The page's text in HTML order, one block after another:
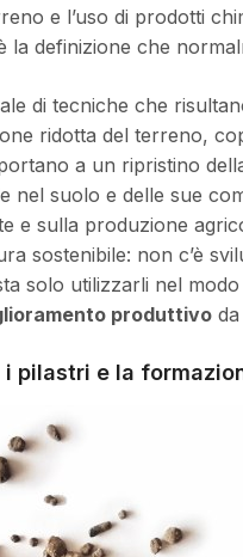
e l’uso di prodotti
la definizione che
di tecniche che
ridotta del terreno,
a un ripristino
nel suolo e delle sue
e sulla produzione
sostenibile: non c’è
solo utilizzarli nel
produttivo
pilastri e la